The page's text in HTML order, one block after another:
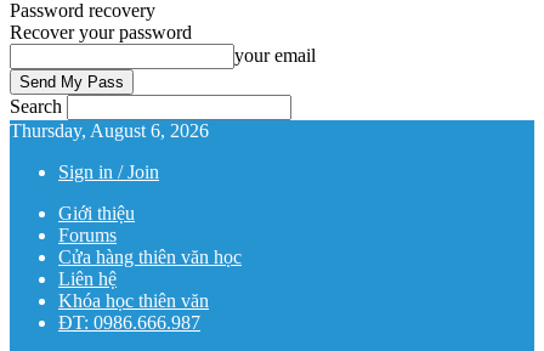
Password recovery
Recover your password
your email
Search
Thursday, August 6, 2026
Sign in / Join
Giới thiệu
Forums
Cửa hàng thiên văn học
Liên hệ
Khóa học thiên văn
ĐT: 0986.666.987